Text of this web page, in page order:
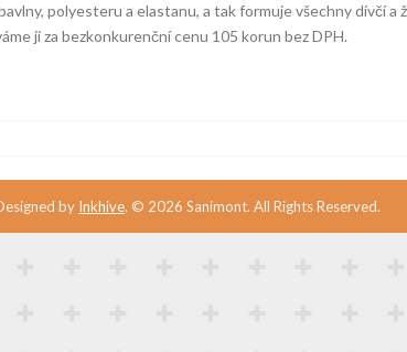
polyesteru a elastanu, a tak formuje všechny dívčí
ji za bezkonkurenční cenu 105 korun bez DPH.
by Inkhive. © 2026 Sanimont. All Rights Reserved.